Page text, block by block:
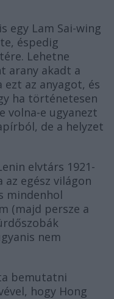
egy Lam Sai-wing
éspedig
Lehetne
arany akadt a
ezt az anyagot, és
ha történetesen
volna-e ugyanezt
de a helyzet
elvtárs 1921-
egész világon
mindenhol
(majd persze a
nem
bemutatni
hogy Hong